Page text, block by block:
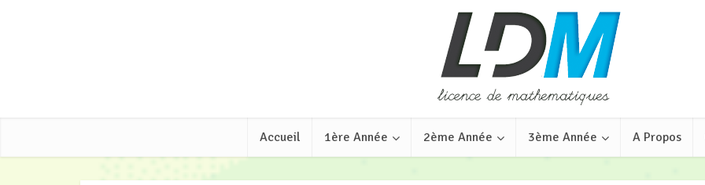
Accueil 1ère Année 2ème Année 3ème Année A Propos